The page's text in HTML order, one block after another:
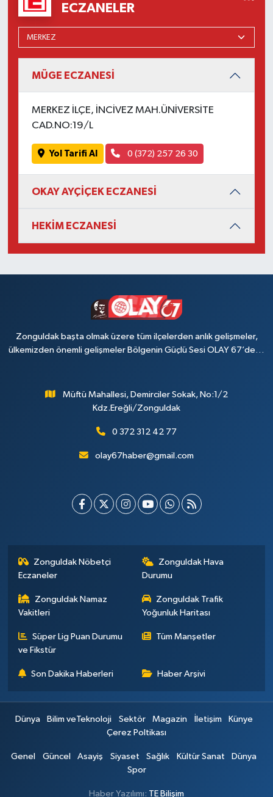
ECZANELER
MÜGE ECZANESİ
MERKEZ İLÇE, İNCİVEZ MAH.ÜNİVERSİTE
CAD.NO:19/L
Yol Tarifi Al 0 (372) 257 26 30
OKAY AYÇİÇEK ECZANESİ
HEKİM ECZANESİ
Zonguldak başta olmak üzere tüm ilçelerden anlık gelişmeler,
ülkemizden önemli gelişmeler Bölgenin Güçlü Sesi OLAY 67’de…
Müftü Mahallesi, Demirciler Sokak, No:1/2
Kdz.Ereğli/Zonguldak
0 372 312 42 77
olay67haber@gmail.com
Zonguldak Nöbetçi
Eczaneler
Zonguldak Hava
Durumu
Zonguldak Namaz
Vakitleri
Zonguldak Trafik
Yoğunluk Haritası
Süper Lig Puan Durumu
ve Fikstür
Tüm Manşetler
Son Dakika Haberleri Haber Arşivi
Dünya Bilim veTeknoloji Sektör Magazin İletişim
Künye
Çerez Poltikası
Genel Güncel Asayiş Siyaset Sağlık Kültür Sanat
Dünya
Spor
Haber Yazılımı: TE Bilişim